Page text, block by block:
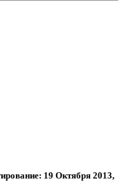
: 19 Октября 2013,